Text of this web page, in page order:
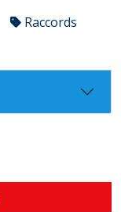
Raccords